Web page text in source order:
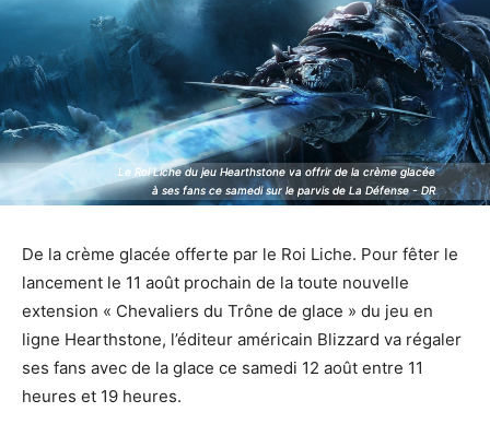
Le Roi Liche du jeu Hearthstone va offrir de la crème glacée
à ses fans ce samedi sur le parvis de La Défense - DR
Le Roi Liche du jeu Hearthstone va offrir de la crème glacée
à ses fans ce samedi sur le parvis de La Défense - DR
De la crème glacée offerte par le Roi Liche. Pour fêter le
lancement le 11 août prochain de la toute nouvelle
extension « Chevaliers du Trône de glace » du jeu en
ligne Hearthstone, l’éditeur américain Blizzard va régaler
ses fans avec de la glace ce samedi 12 août entre 11
heures et 19 heures.